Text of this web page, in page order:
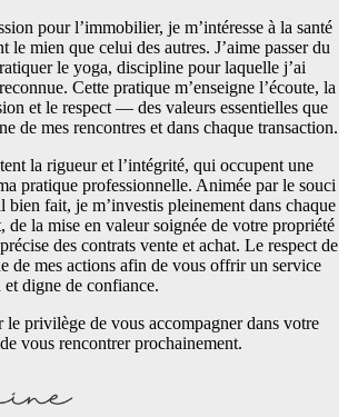
pour l’immobilier, je m’intéresse à la santé
le mien que celui des autres. J’aime passer du
le yoga, discipline pour laquelle j’ai
Cette pratique m’enseigne l’écoute, la
et le respect — des valeurs essentielles que
de mes rencontres et dans chaque transaction.
la rigueur et l’intégrité, qui occupent une
pratique professionnelle. Animée par le souci
bien fait, je m’investis pleinement dans chaque
de la mise en valeur soignée de votre propriété
des contrats vente et achat. Le respect de
de mes actions afin de vous offrir un service
digne de confiance.
le privilège de vous accompagner dans votre
vous rencontrer prochainement.